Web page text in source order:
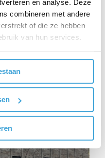
en analyse. Deze
combineren met andere
of die ze hebben
van hun services.